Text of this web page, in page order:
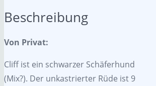
Beschreibung
Von Privat:
Cliff ist ein schwarzer Schäferhund
(Mix?). Der unkastrierter Rüde ist 9